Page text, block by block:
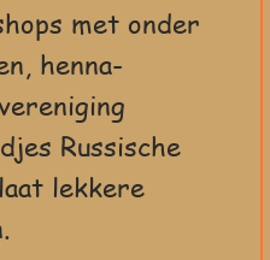
met onder
henna-
Russische
lekkere